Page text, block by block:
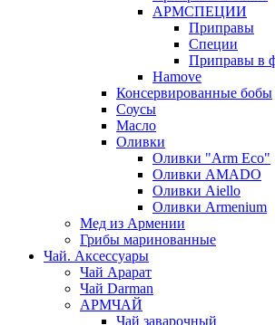
АРМСПЕЦИИ
Приправы
Специи
Приправы в
Hamove
Консервированные бобы
Соусы
Масло
Оливки
Оливки "Arm Eco"
Оливки AMADO
Оливки Aiello
Оливки Armenium
Мед из Армении
Грибы маринованные
Чай. Аксессуары
Чай Арарат
Чай Darman
АРМЧАЙ
Чай заварочный